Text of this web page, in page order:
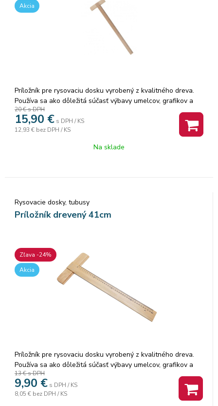
Akcia
Príložník pre rysovaciu dosku vyrobený z kvalitného dreva.
Používa sa ako dôležitá súčasť výbavy umelcov, grafikov a
architektov. Vyrobený na Slovensku. Dĺžka: 100cm.
20 €s DPH
15,90 € s DPH / KS
12,93 € bez DPH / KS
Na sklade
Rysovacie dosky, tubusy
Príložník drevený 41cm
Zľava -24%
Akcia
Príložník pre rysovaciu dosku vyrobený z kvalitného dreva.
Používa sa ako dôležitá súčasť výbavy umelcov, grafikov a
architektov. Vyrobený na Slovensku. Dĺžka: 41cm.
13 €s DPH
9,90 € s DPH / KS
8,05 € bez DPH / KS